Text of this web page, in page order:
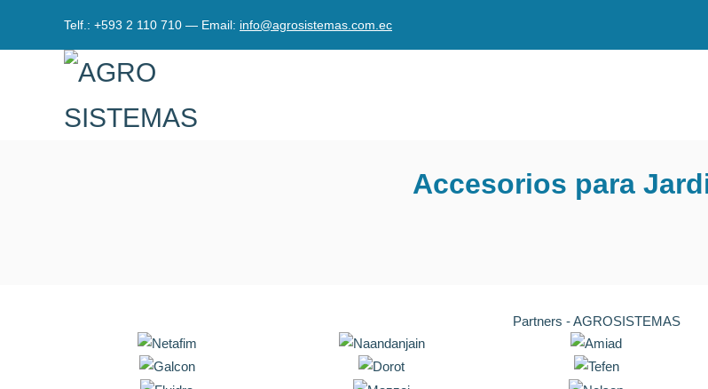
Telf.: +593 2 110 710 — Email: info@agrosistemas.com.ec
Accesorios para
Partners - AGROSISTEMAS